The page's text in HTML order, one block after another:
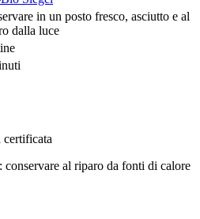
in un posto fresco, asciutto e al
dalla luce
al riparo da fonti di calore